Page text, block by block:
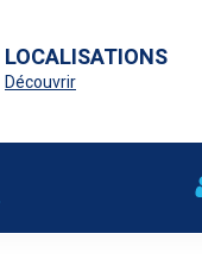
LOCALISATIONS
Découvrir